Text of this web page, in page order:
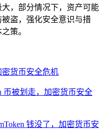
，部分情况下，资产可能
盗，强化安全意识与措
策。
密货币安全危机
币被划走，加密货币安全
钱没了，加密货币安